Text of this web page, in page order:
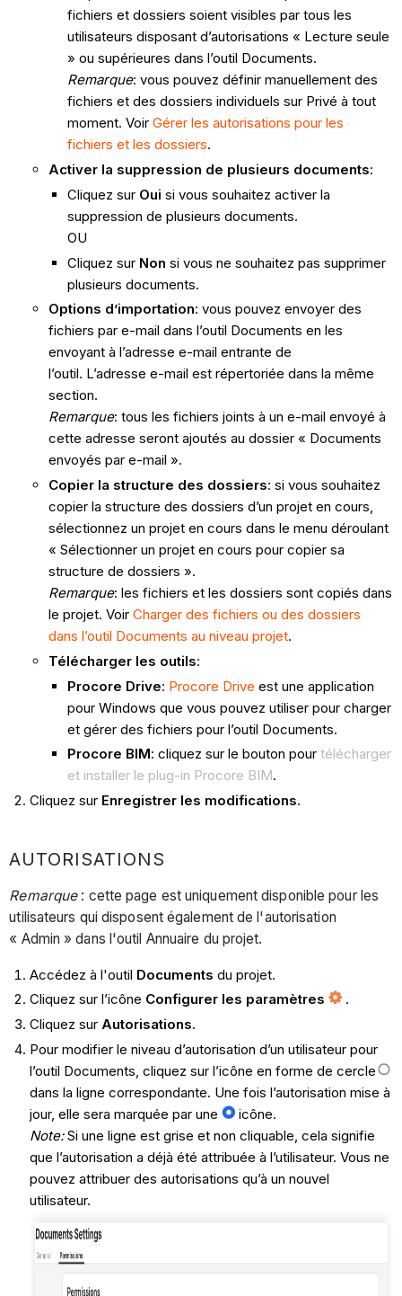
fichiers et dossiers soient visibles par tous les
utilisateurs disposant d’autorisations « Lecture seule
» ou supérieures dans l’outil Documents.
Remarque: vous pouvez définir manuellement des
fichiers et des dossiers individuels sur Privé à tout
moment. Voir Gérer les autorisations pour les
fichiers et les dossiers.
Activer la suppression de plusieurs documents:
Cliquez sur Oui si vous souhaitez activer la
suppression de plusieurs documents.
OU
Cliquez sur Non si vous ne souhaitez pas supprimer
plusieurs documents.
Options d’importation: vous pouvez envoyer des
fichiers par e-mail dans l’outil Documents en les
envoyant à l’adresse e-mail entrante de
l’outil. L’adresse e-mail est répertoriée dans la même
section.
Remarque: tous les fichiers joints à un e-mail envoyé à
cette adresse seront ajoutés au dossier « Documents
envoyés par e-mail ».
Copier la structure des dossiers: si vous souhaitez
copier la structure des dossiers d’un projet en cours,
sélectionnez un projet en cours dans le menu déroulant
« Sélectionner un projet en cours pour copier sa
structure de dossiers ».
Remarque: les fichiers et les dossiers sont copiés dans
le projet. Voir Charger des fichiers ou des dossiers
dans l’outil Documents au niveau projet.
Télécharger les outils:
Procore Drive: Procore Drive est une application
pour Windows que vous pouvez utiliser pour charger
et gérer des fichiers pour l’outil Documents.
Procore BIM: cliquez sur le bouton pour télécharger
et installer le plug-in Procore BIM.
Cliquez sur Enregistrer les modifications.
AUTORISATIONS
Remarque: cette page est uniquement disponible pour les
utilisateurs qui disposent également de l'autorisation
« Admin » dans l'outil Annuaire du projet.
Accédez à l'outil Documents du projet.
Cliquez sur l’icône Configurer les paramètres
.
Cliquez sur Autorisations.
Pour modifier le niveau d’autorisation d’un utilisateur pour
l’outil Documents, cliquez sur l’icône en forme de cercle
dans la ligne correspondante. Une fois l’autorisation mise à
jour, elle sera marquée par une
icône.
Note:Si une ligne est grise et non cliquable, cela signifie
que l’autorisation a déjà été attribuée à l’utilisateur. Vous ne
pouvez attribuer des autorisations qu’à un nouvel
utilisateur.